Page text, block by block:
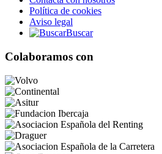
Política de cookies
Aviso legal
Buscar
Colaboramos con